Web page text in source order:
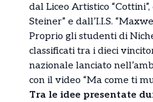
dal Liceo Artistico
Steiner” e dall’I.I.S.
Proprio gli studenti di
classificati tra i dieci
nazionale lanciato
con il video “Ma come ti
Tra le idee presentate